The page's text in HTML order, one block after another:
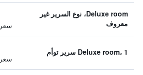
Deluxe room، نوع السرير غير
معروف
Deluxe room، 1 سرير توأم